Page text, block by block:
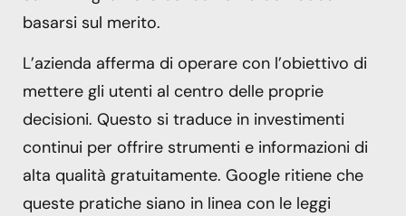
basarsi sul merito.
L’azienda afferma di operare con l’obiettivo di
mettere gli utenti al centro delle proprie
decisioni. Questo si traduce in investimenti
continui per offrire strumenti e informazioni di
alta qualità gratuitamente. Google ritiene che
queste pratiche siano in linea con le leggi